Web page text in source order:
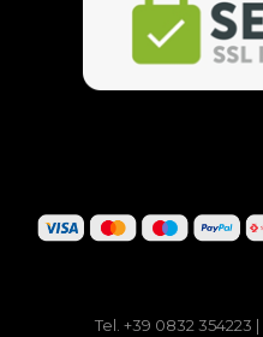
Tel. +39 0832 354223 |